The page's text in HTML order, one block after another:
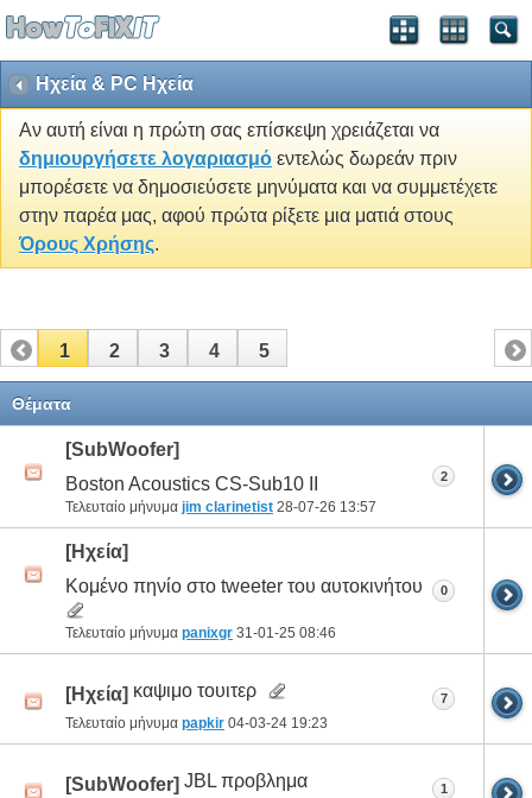
Ηχεία & PC Ηχεία
Αν αυτή είναι η πρώτη σας επίσκεψη χρειάζεται να
δημιουργήσετε λογαριασμό εντελώς δωρεάν πριν
μπορέσετε να δημοσιεύσετε μηνύματα και να συμμετέχετε
στην παρέα μας, αφού πρώτα ρίξετε μια ματιά στους
Όρους Χρήσης.
1 2 3 4 5
Θέματα
[SubWoofer]
Boston Acoustics CS-Sub10 II
Τελευταίο μήνυμα jim clarinetist 28-07-26 13:57
2
[Ηχεία]
Κομένο πηνίο στο tweeter του αυτοκινήτου
Τελευταίο μήνυμα panixgr 31-01-25 08:46
0
[Ηχεία] καψιμο τουιτερ
Τελευταίο μήνυμα papkir 04-03-24 19:23
7
[SubWoofer] JBL προβλημα 1